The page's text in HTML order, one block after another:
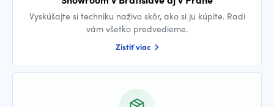
Vyskúšajte si techniku naživo skôr, ako si ju kúpite. Radi
vám všetko predvedieme.
Zistiť viac